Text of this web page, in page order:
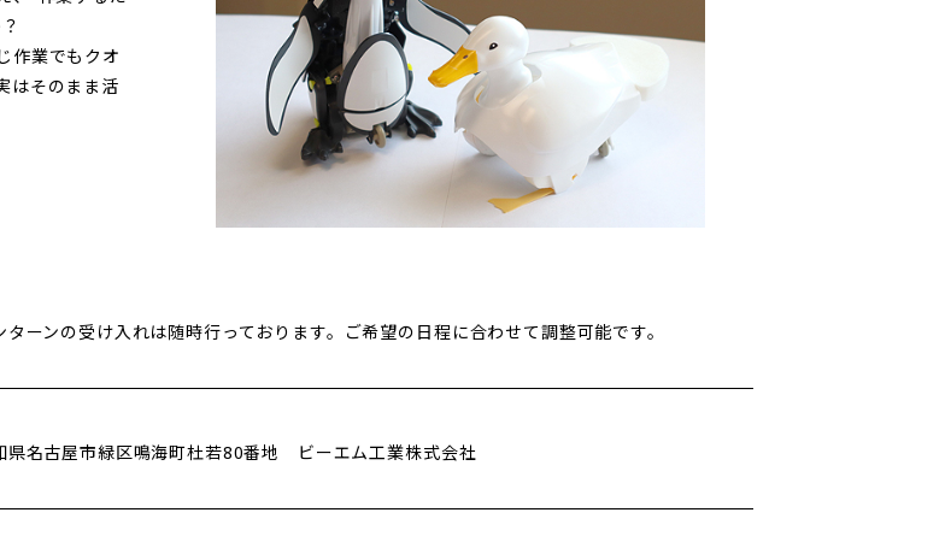
作業でもクオ
はそのまま活
ターンの受け入れは随時行っております。ご希望の日程に合わせて調整可能です。
県名古屋市緑区鳴海町杜若80番地 ビーエム工業株式会社